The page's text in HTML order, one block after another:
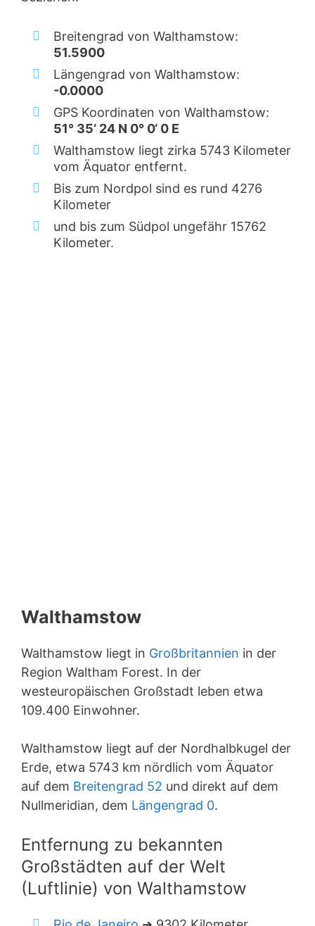
Breitengrad von Walthamstow:
51.5900
Längengrad von Walthamstow:
-0.0000
GPS Koordinaten von Walthamstow:
51° 35‘ 24 N 0° 0‘ 0 E
Walthamstow liegt zirka 5743 Kilometer
vom Äquator entfernt.
Bis zum Nordpol sind es rund 4276
Kilometer
und bis zum Südpol ungefähr 15762
Kilometer.
Walthamstow
Walthamstow liegt in Großbritannien in der
Region Waltham Forest. In der
westeuropäischen Großstadt leben etwa
109.400 Einwohner.
Walthamstow liegt auf der Nordhalbkugel der
Erde, etwa 5743 km nördlich vom Äquator
auf dem Breitengrad 52 und direkt auf dem
Nullmeridian, dem Längengrad 0.
Entfernung zu bekannten
Großstädten auf der Welt
(Luftlinie) von Walthamstow